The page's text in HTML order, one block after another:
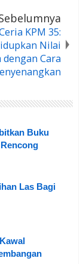
KPM 35:
Nilai
dengan Cara
Buku
Las Bagi